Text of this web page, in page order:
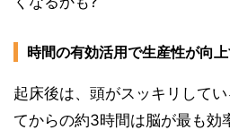
時間の有効活用で生産性が向
起床後は、頭がスッキリして
てからの約3時間は脳が最も効